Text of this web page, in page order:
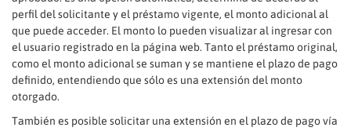
perfil del solicitante y el préstamo vigente, el monto adicional al
que puede acceder. El monto lo pueden visualizar al ingresar con
el usuario registrado en la página web. Tanto el préstamo original,
como el monto adicional se suman y se mantiene el plazo de pago
definido, entendiendo que sólo es una extensión del monto
otorgado.
También es posible solicitar una extensión en el plazo de pago vía